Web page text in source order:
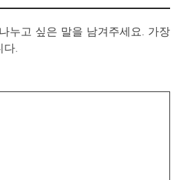
누고 싶은 말을 남겨주세요. 가장
다.